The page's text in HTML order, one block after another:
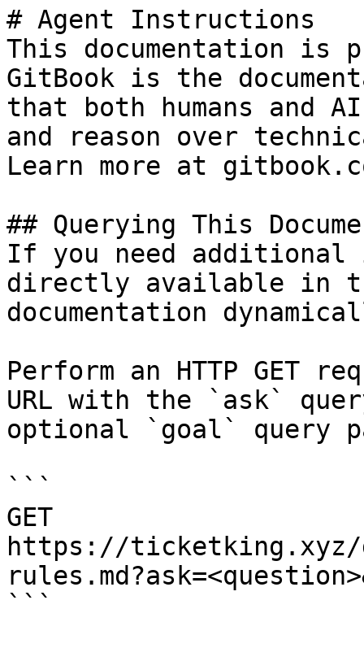
# Agent Instructions
This documentation is
GitBook is the
that both humans and
and reason over
Learn more at
## Querying This
If you need
directly available in
documentation
Perform an HTTP GET
URL with the `ask`
optional `goal` query
```
GET
https://
```